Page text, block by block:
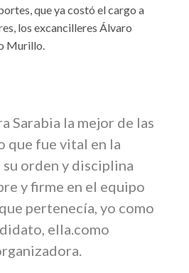
que ya costó el cargo a
los excancilleres Álvaro
Murillo.
Sarabia la mejor de las
que fue vital en la
su orden y disciplina
y firme en el equipo
pertenecía, yo como
ella.como